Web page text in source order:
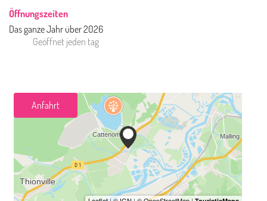
Öffnungszeiten
Das ganze Jahr über 2026
Geöffnet jeden tag
Anfahrt